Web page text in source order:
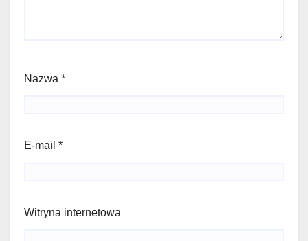
Nazwa *
E-mail *
Witryna internetowa